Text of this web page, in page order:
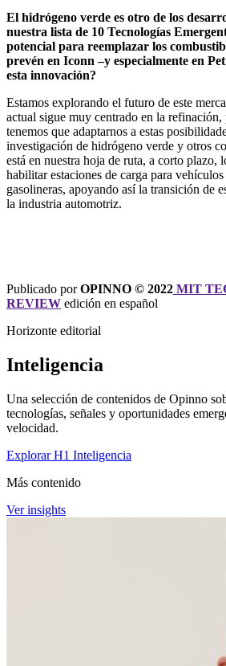
El hidrógeno verde es otro de los
nuestra lista de 10 Tecnologías
potencial para reemplazar los
prevén en Iconn –y especialmente en
esta innovación?
Estamos explorando el futuro de este
actual sigue muy centrado en la
tenemos que adaptarnos a estas
investigación de hidrógeno verde y otros
está en nuestra hoja de ruta, a corto plazo,
habilitar estaciones de carga para
gasolineras, apoyando así la transición de
la industria automotriz.
Publicado porOPINNO © 2022 MIT
REVIEW edición en español
Horizonte editorial
Inteligencia
Una selección de contenidos de Opinno
tecnologías, señales y oportunidades
velocidad.
Explorar H1 Inteligencia
Más contenido
Ver insights